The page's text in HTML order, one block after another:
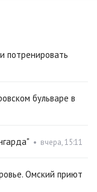
потренировать
бульваре в
• вчера, 15:11
Омский приют